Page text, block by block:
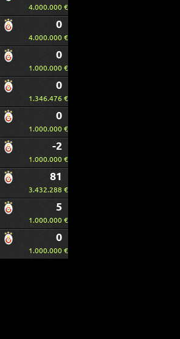
4.000.000 €
0
4.000.000 €
0
1.000.000 €
0
1.346.476 €
0
1.000.000 €
-2
1.000.000 €
81
3.432.288 €
5
1.000.000 €
0
1.000.000 €